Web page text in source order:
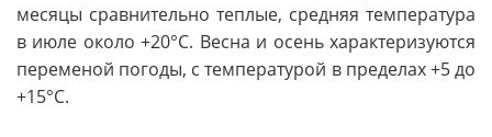
месяцы сравнительно теплые, средняя температура
в июле около +20°C. Весна и осень характеризуются
переменой погоды, с температурой в пределах +5 до
+15°C.